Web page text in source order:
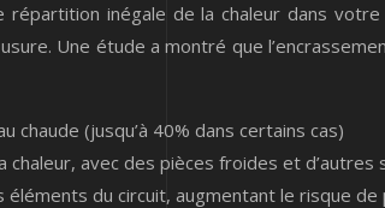
répartition inégale de la chaleur dans
Une étude a montré que
chaude (jusqu’à 40% dans certains cas)
chaleur, avec des pièces froides et d’autres
éléments du circuit, augmentant le risque de